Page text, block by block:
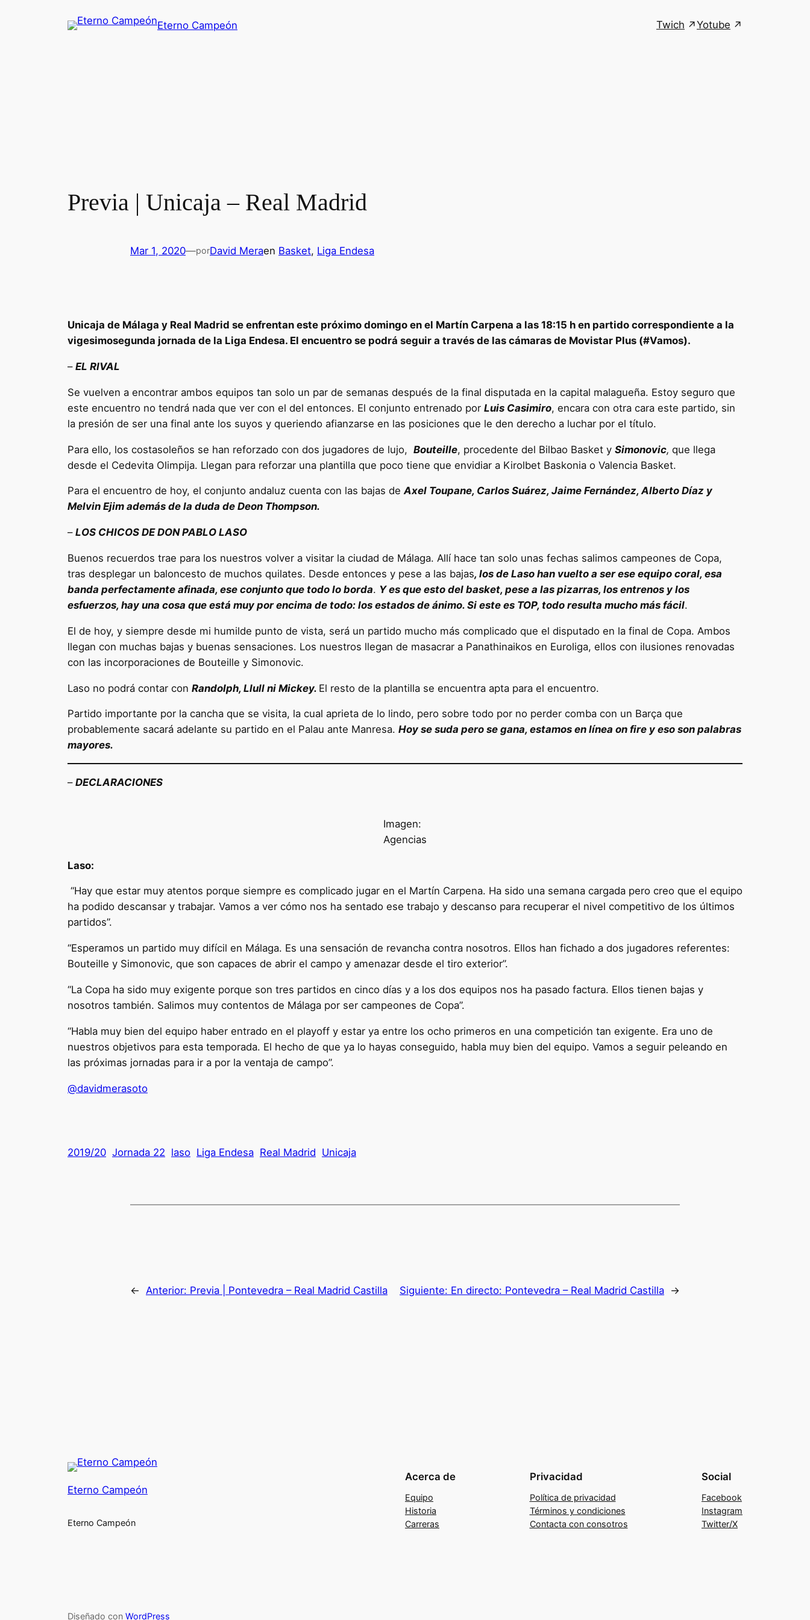
Eterno Campeón Twich Yotube
Previa | Unicaja – Real Madrid
Mar 1, 2020—porDavid Meraen Basket, Liga Endesa
Unicaja de Málaga y Real Madrid se enfrentan este próximo domingo en el Martín Carpena a las 18:15 h en partido correspondiente a la
vigesimosegunda jornada de la Liga Endesa. El encuentro se podrá seguir a través de las cámaras de Movistar Plus (#Vamos).
– EL RIVAL
Se vuelven a encontrar ambos equipos tan solo un par de semanas después de la final disputada en la capital malagueña. Estoy seguro que
este encuentro no tendrá nada que ver con el del entonces. El conjunto entrenado por Luis Casimiro, encara con otra cara este partido, sin
la presión de ser una final ante los suyos y queriendo afianzarse en las posiciones que le den derecho a luchar por el título.
Para ello, los costasoleños se han reforzado con dos jugadores de lujo, Bouteille, procedente del Bilbao Basket y Simonovic, que llega
desde el Cedevita Olimpija. Llegan para reforzar una plantilla que poco tiene que envidiar a Kirolbet Baskonia o Valencia Basket.
Para el encuentro de hoy, el conjunto andaluz cuenta con las bajas deAxel Toupane, Carlos Suárez, Jaime Fernández, Alberto Díaz y
Melvin Ejim además de la duda de Deon Thompson.
– LOS CHICOS DE DON PABLO LASO
Buenos recuerdos trae para los nuestros volver a visitar la ciudad de Málaga. Allí hace tan solo unas fechas salimos campeones de Copa,
tras desplegar un baloncesto de muchos quilates. Desde entonces y pese a las bajas, los de Laso han vuelto a ser ese equipo coral, esa
banda perfectamente afinada, ese conjunto que todo lo borda. Y es que esto del basket, pese a las pizarras, los entrenos y los
esfuerzos, hay una cosa que está muy por encima de todo: los estados de ánimo. Si este es TOP, todo resulta mucho más fácil.
El de hoy, y siempre desde mi humilde punto de vista, será un partido mucho más complicado que el disputado en la final de Copa. Ambos
llegan con muchas bajas y buenas sensaciones. Los nuestros llegan de masacrar a Panathinaikos en Euroliga, ellos con ilusiones renovadas
con las incorporaciones de Bouteille y Simonovic.
Laso no podrá contar con Randolph, Llull ni Mickey. El resto de la plantilla se encuentra apta para el encuentro.
Partido importante por la cancha que se visita, la cual aprieta de lo lindo, pero sobre todo por no perder comba con un Barça que
probablemente sacará adelante su partido en el Palau ante Manresa. Hoy se suda pero se gana, estamos en línea on fire y eso son palabras
mayores.
– DECLARACIONES
Imagen:
Agencias
Laso:
“Hay que estar muy atentos porque siempre es complicado jugar en el Martín Carpena. Ha sido una semana cargada pero creo que el equipo
ha podido descansar y trabajar. Vamos a ver cómo nos ha sentado ese trabajo y descanso para recuperar el nivel competitivo de los últimos
partidos”.
“Esperamos un partido muy difícil en Málaga. Es una sensación de revancha contra nosotros. Ellos han fichado a dos jugadores referentes:
Bouteille y Simonovic, que son capaces de abrir el campo y amenazar desde el tiro exterior”.
“La Copa ha sido muy exigente porque son tres partidos en cinco días y a los dos equipos nos ha pasado factura. Ellos tienen bajas y
nosotros también. Salimos muy contentos de Málaga por ser campeones de Copa”.
“Habla muy bien del equipo haber entrado en el playoff y estar ya entre los ocho primeros en una competición tan exigente. Era uno de
nuestros objetivos para esta temporada. El hecho de que ya lo hayas conseguido, habla muy bien del equipo. Vamos a seguir peleando en
las próximas jornadas para ir a por la ventaja de campo”.
@davidmerasoto
2019/20 Jornada 22 laso Liga Endesa Real Madrid Unicaja
← Anterior: Previa | Pontevedra – Real Madrid Castilla Siguiente: En directo: Pontevedra – Real Madrid Castilla →
Eterno Campeón
Eterno Campeón
Acerca de
Equipo
Historia
Carreras
Privacidad
Política de privacidad
Términos y condiciones
Contacta con consotros
Social
Facebook
Instagram
Twitter/X
Diseñado con WordPress